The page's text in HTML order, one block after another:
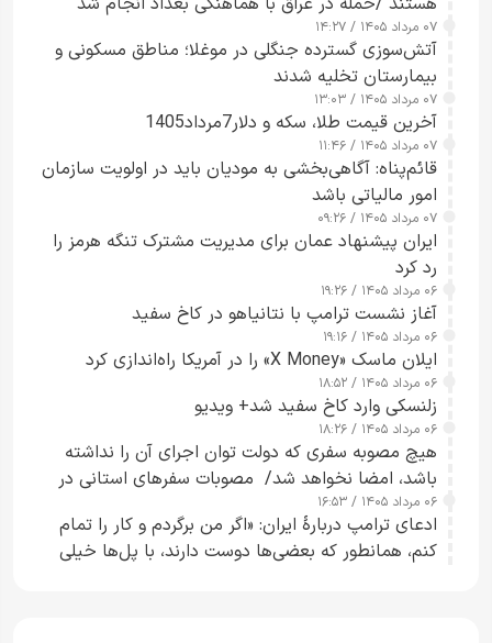
۰۷ مرداد ۱۴۰۵ / ۱۴:۲۷
آتش‌سوزی گسترده جنگلی در موغلا؛ مناطق مسکونی و
بیمارستان تخلیه شدند
۰۷ مرداد ۱۴۰۵ / ۱۳:۰۳
آخرین قیمت طلا، سکه و دلار7مرداد1405
۰۷ مرداد ۱۴۰۵ / ۱۱:۴۶
قائم‌پناه: آگاهی‌بخشی به مودیان باید در اولویت سازمان
امور مالیاتی باشد
۰۷ مرداد ۱۴۰۵ / ۰۹:۲۶
ایران پیشنهاد عمان برای مدیریت مشترک تنگه هرمز را
رد کرد
۰۶ مرداد ۱۴۰۵ / ۱۹:۲۶
آغاز نشست ترامپ با نتانیاهو در کاخ سفید
۰۶ مرداد ۱۴۰۵ / ۱۹:۱۶
ایلان ماسک «X Money» را در آمریکا راه‌اندازی کرد
۰۶ مرداد ۱۴۰۵ / ۱۸:۵۲
زلنسکی وارد کاخ سفید شد+ ویدیو
۰۶ مرداد ۱۴۰۵ / ۱۸:۲۶
هیچ مصوبه سفری که دولت توان اجرای آن را نداشته
باشد، امضا نخواهد شد/ مصوبات سفرهای استانی در
چارچوب قانون بودجه است+ عکس
۰۶ مرداد ۱۴۰۵ / ۱۶:۵۳
ادعای ترامپ دربارهٔ ایران: «اگر من برگردم و کار را تمام
کنم، همانطور که بعضی‌ها دوست دارند، با پل‌ها خیلی